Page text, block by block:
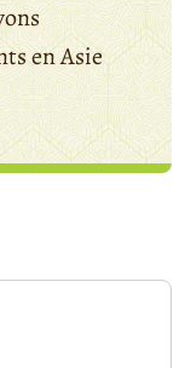
en Asie